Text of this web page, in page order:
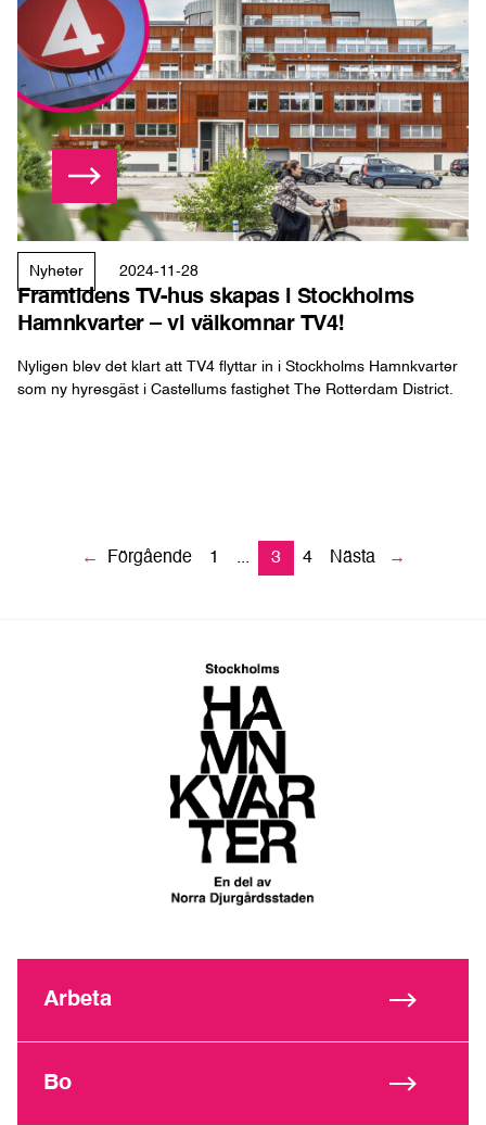
Framtidens TV-hus skapas i Stockholms Hamnkvarter – vi
Läs mer
Nyheter 2024-11-28
Framtidens TV-hus skapas i Stockholms
Hamnkvarter – vi välkomnar TV4!
Nyligen blev det klart att TV4 flyttar in i Stockholms Hamnkvarter
som ny hyresgäst i Castellums fastighet The Rotterdam District.
← Förgående 1 ... 3 4 Nästa →
Arbeta
Bo